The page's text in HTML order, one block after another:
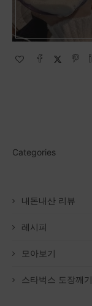
Categories
내돈내산 리뷰
레시피
모아보기
스타벅스 도장깨기